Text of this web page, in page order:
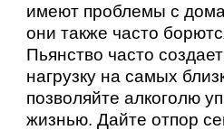
имеют проблемы с
они также часто
Пьянство часто
нагрузку на самых
позволяйте алкоголю
жизнью. Дайте отпор